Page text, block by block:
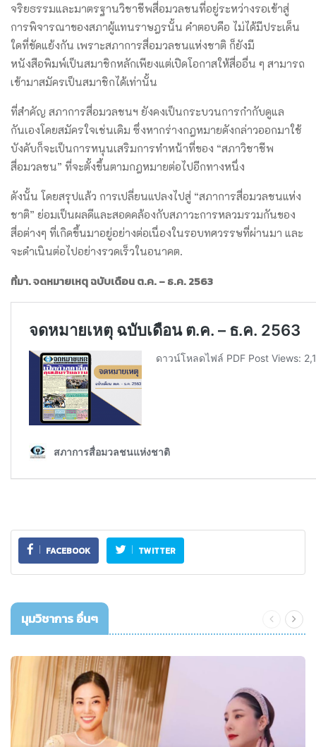
จริยธรรมและมาตรฐานวิชาชีพสื่อมวลชนที่อยู่ระหว่างรอเข้าสู่
การพิจารณาของสภาผู้แทนราษฎรนั้น คำตอบคือ ไม่ได้มีประเด็น
ใดที่ขัดแย้งกัน เพราะสภาการสื่อมวลชนแห่งชาติ ก็ยังมี
หนังสือพิมพ์เป็นสมาชิกหลักเพียงแต่เปิดโอกาสให้สื่ออื่น ๆ สามารถ
เข้ามาสมัครเป็นสมาชิกได้เท่านั้น
ที่สำคัญ สภาการสื่อมวลชนฯ ยังคงเป็นกระบวนการกำกับดูแล
กันเองโดยสมัครใจเช่นเดิม ซึ่งหากร่างกฎหมายดังกล่าวออกมาใช้
บังคับก็จะเป็นการหนุนเสริมการทำหน้าที่ของ “สภาวิชาชีพ
สื่อมวลชน” ที่จะตั้งขึ้นตามกฎหมายต่อไปอีกทางหนึ่ง
ดังนั้น โดยสรุปแล้ว การเปลี่ยนแปลงไปสู่ “สภาการสื่อมวลชนแห่ง
ชาติ” ย่อมเป็นผลดีและสอดคล้องกับสภาวะการหลวมรวมกันของ
สื่อต่างๆ ที่เกิดขึ้นมาอยู่อย่างต่อเนื่องในรอบทศวรรษที่ผ่านมา และ
จะดำเนินต่อไปอย่างรวดเร็วในอนาคต.
ที่มา. จดหมายเหตุ ฉบับเดือน ต.ค. – ธ.ค. 2563
FACEBOOK TWITTER
มุมวิชาการ อื่นๆ